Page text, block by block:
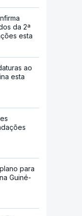
da 2ª
esta
ao
esta
para
Guiné-